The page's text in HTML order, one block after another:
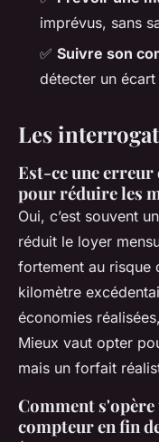
imprévus, sans
✅ Suivre son
détecter un
Les
Est-ce une
pour réduire les
Oui, c’est souvent
réduit le loyer
fortement au risque
kilomètre
économies
Mieux vaut opter
mais un forfait
Comment
compteur en fin